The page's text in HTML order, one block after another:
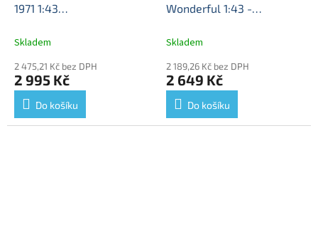
1971 1:43
Ferrari 365 GTC/4 Spider -
Skladem
2 475,21 Kč bez DPH
2 995 Kč
Do košíku
Wonderful 1:43 -
kovový model auta
Skladem
2 189,26 Kč bez DPH
2 649 Kč
Do košíku